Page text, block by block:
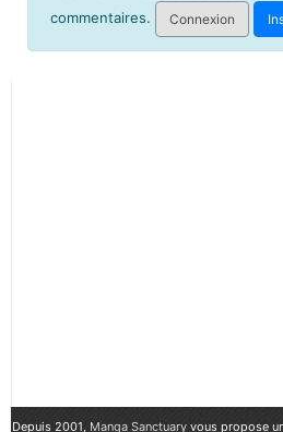
commentaires.
Connexion
Depuis 2001, Manga Sanctuary vous propose